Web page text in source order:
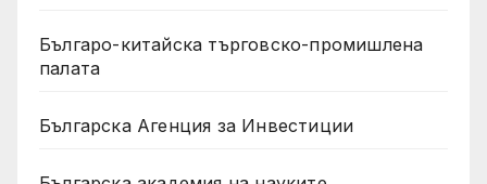
Българо-китайска търговско-промишлена
палата
Българска Агенция за Инвестиции